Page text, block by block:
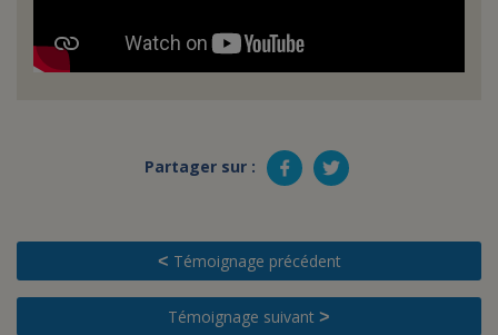
Partager sur :
< Témoignage précédent
Témoignage suivant >